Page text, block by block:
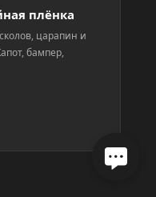
плёнка
царапин и
бампер,